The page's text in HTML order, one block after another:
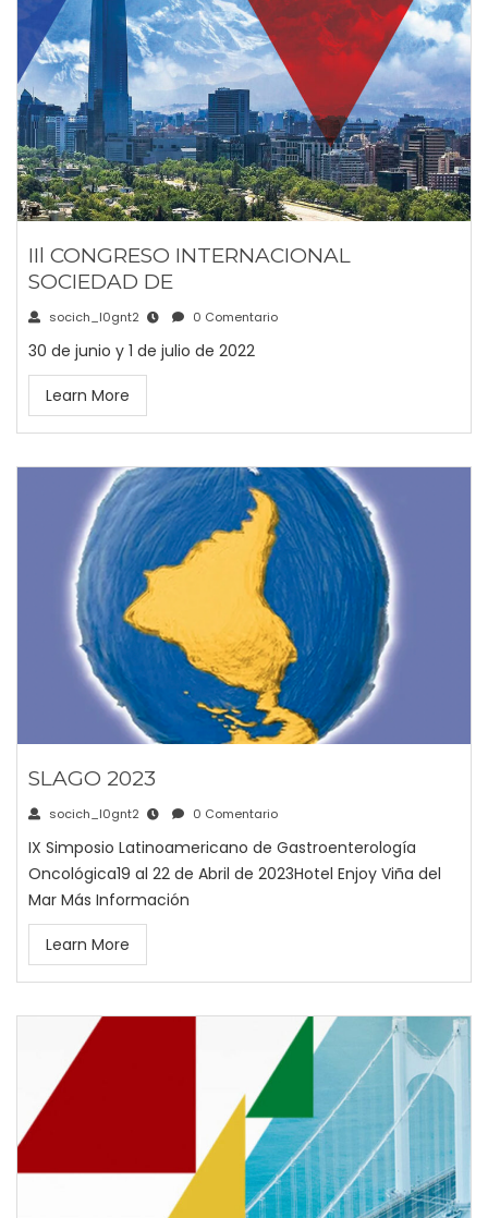
IIl CONGRESO INTERNACIONAL
SOCIEDAD DE
socich_l0gnt2 0 Comentario
30 de junio y 1 de julio de 2022
Learn More
SLAGO 2023
socich_l0gnt2 0 Comentario
IX Simposio Latinoamericano de Gastroenterología
Oncológica19 al 22 de Abril de 2023Hotel Enjoy Viña del
Mar Más Información
Learn More